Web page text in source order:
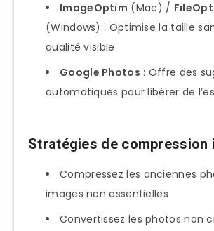
ImageOptim (Mac) /
(Windows) : Optimise la taille
qualité visible
Google Photos : Offre des
automatiques pour libérer de
Stratégies de compression
Compressez les anciennes
images non essentielles
Convertissez les photos non